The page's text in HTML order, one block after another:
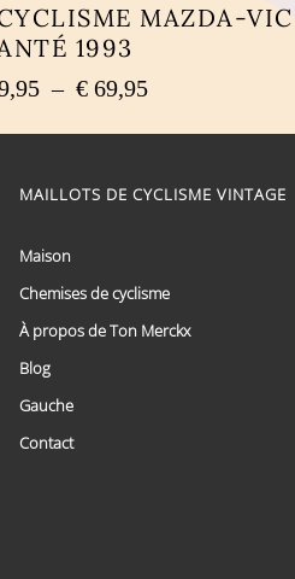
MAZDA-VIC
1993
– €69,95Plage
prix :
à
plusieurs
options
être
choisies
sur
du
MAILLOTS DE CYCLISME VINTAGE
Maison
Chemises de cyclisme
À propos de Ton Merckx
Blog
Gauche
Contact